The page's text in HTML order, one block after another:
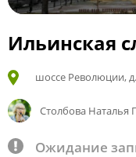
Ильинская
шоссе Революции,
Столбова Наталья
Ожидание